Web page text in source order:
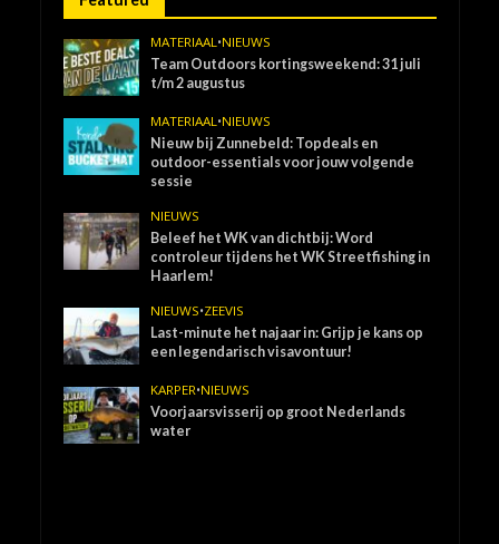
MATERIAAL•NIEUWS
Team Outdoors kortingsweekend: 31 juli
t/m 2 augustus
MATERIAAL•NIEUWS
Nieuw bij Zunnebeld: Topdeals en
outdoor-essentials voor jouw volgende
sessie
NIEUWS
Beleef het WK van dichtbij: Word
controleur tijdens het WK Streetfishing in
Haarlem!
NIEUWS•ZEEVIS
Last-minute het najaar in: Grijp je kans op
een legendarisch visavontuur!
KARPER•NIEUWS
Voorjaarsvisserij op groot Nederlands
water